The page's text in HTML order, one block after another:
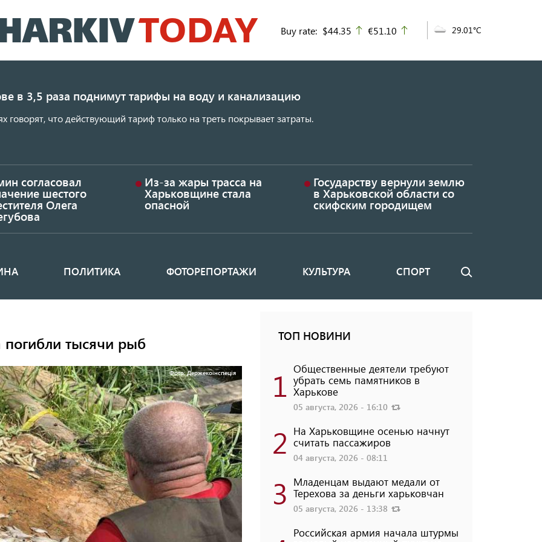
к
основному
Buy rate: $44.35 up
€51.10 29.01°C
в 3,5 раза поднимут тарифы на воду и канализацию
говорят, что действующий тариф только на треть покрывает затраты.
согласовал
шестого
Олега
Из-за жары трасса на
Харьковщине стала
опасной
Государству вернули землю
в Харьковской области со
скифским городищем
ПОЛИТИКА ФОТОРЕПОРТАЖИ КУЛЬТУРА СПОРТ Поиск
погибли тысячи рыб
Фото: Держекоінспеція
ТОП НОВИНИ
1 Общественные деятели требуют
убрать семь памятников в
Харькове
05 августа, 2026 - 16:10
2 На Харьковщине осенью начнут
считать пассажиров
04 августа, 2026 - 08:11
3 Младенцам выдают медали от
Терехова за деньги харьковчан
05 августа, 2026 - 13:38
Российская армия начала штурмы